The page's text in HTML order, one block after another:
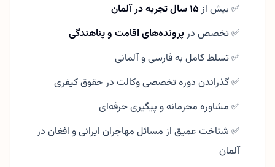
✅ بیش از۱۵ سال تجربه در آلمان
✅ تخصص درپرونده‌های اقامت و پناهندگی
✅ تسلط کامل به فارسی و آلمانی
✅ گذراندن دوره تخصصی وکالت در حقوق کیفری
✅ مشاوره محرمانه و پیگیری حرفه‌ای
✅ شناخت عمیق از مسائل مهاجران ایرانی و افغان در
آلمان